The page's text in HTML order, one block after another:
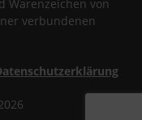
Warenzeichen von
verbundenen